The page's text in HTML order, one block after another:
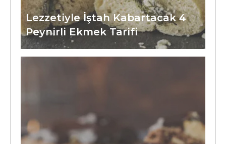
Lezzetiyle İştah Kabartacak 4
Peynirli Ekmek Tarifi